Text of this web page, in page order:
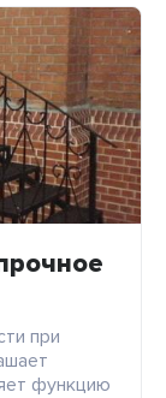
при
функцию